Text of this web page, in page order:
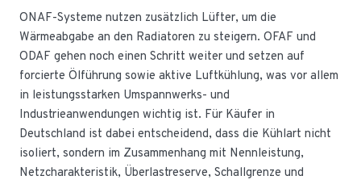
ONAF-Systeme nutzen zusätzlich Lüfter, um die
Wärmeabgabe an den Radiatoren zu steigern. OFAF und
ODAF gehen noch einen Schritt weiter und setzen auf
forcierte Ölführung sowie aktive Luftkühlung, was vor allem
in leistungsstarken Umspannwerks- und
Industrieanwendungen wichtig ist. Für Käufer in
Deutschland ist dabei entscheidend, dass die Kühlart nicht
isoliert, sondern im Zusammenhang mit Nennleistung,
Netzcharakteristik, Überlastreserve, Schallgrenze und